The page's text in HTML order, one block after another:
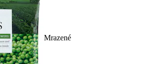
Mrazené